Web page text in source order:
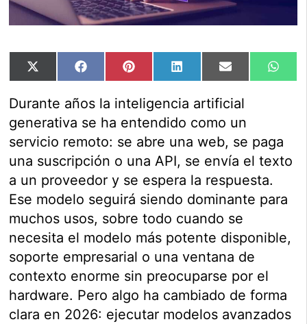
Compartir
en
X
Compartir
en
FacebookCompartir
en
PinterestCompartir
en
LinkedInCompartir
en
Email
en
Durante años la inteligencia artificial
generativa se ha entendido como un
servicio remoto: se abre una web, se paga
una suscripción o una API, se envía el texto
a un proveedor y se espera la respuesta.
Ese modelo seguirá siendo dominante para
muchos usos, sobre todo cuando se
necesita el modelo más potente disponible,
soporte empresarial o una ventana de
contexto enorme sin preocuparse por el
hardware. Pero algo ha cambiado de forma
clara en 2026: ejecutar modelos avanzados